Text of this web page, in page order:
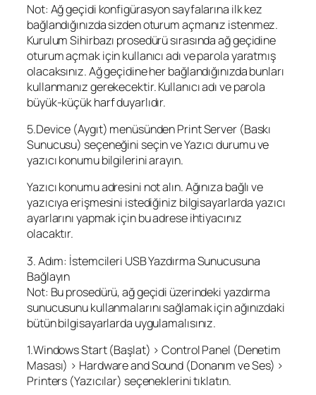
Not: Ağ geçidi konfigürasyon sayfalarına ilk kez
bağlandığınızda sizden oturum açmanız istenmez.
Kurulum Sihirbazı prosedürü sırasında ağ geçidine
oturum açmak için kullanıcı adı ve parola yaratmış
olacaksınız. Ağ geçidine her bağlandığınızda bunları
kullanmanız gerekecektir. Kullanıcı adı ve parola
büyük-küçük harf duyarlıdır.
5.Device (Aygıt) menüsünden Print Server (Baskı
Sunucusu) seçeneğini seçin ve Yazıcı durumu ve
yazıcı konumu bilgilerini arayın.
Yazıcı konumu adresini not alın. Ağınıza bağlı ve
yazıcıya erişmesini istediğiniz bilgisayarlarda yazıcı
ayarlarını yapmak için bu adrese ihtiyacınız
olacaktır.
3. Adım: İstemcileri USB Yazdırma Sunucusuna
Bağlayın
Not: Bu prosedürü, ağ geçidi üzerindeki yazdırma
sunucusunu kullanmalarını sağlamak için ağınızdaki
bütün bilgisayarlarda uygulamalısınız.
1.Windows Start (Başlat) > Control Panel (Denetim
Masası) > Hardware and Sound (Donanım ve Ses) >
Printers (Yazıcılar) seçeneklerini tıklatın.